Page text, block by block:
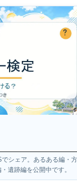
シェア。あるある編・
遺跡編を公開中です。